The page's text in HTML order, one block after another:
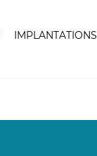
IMPLANTATIONS